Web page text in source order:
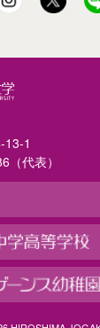
13-1
（代表）